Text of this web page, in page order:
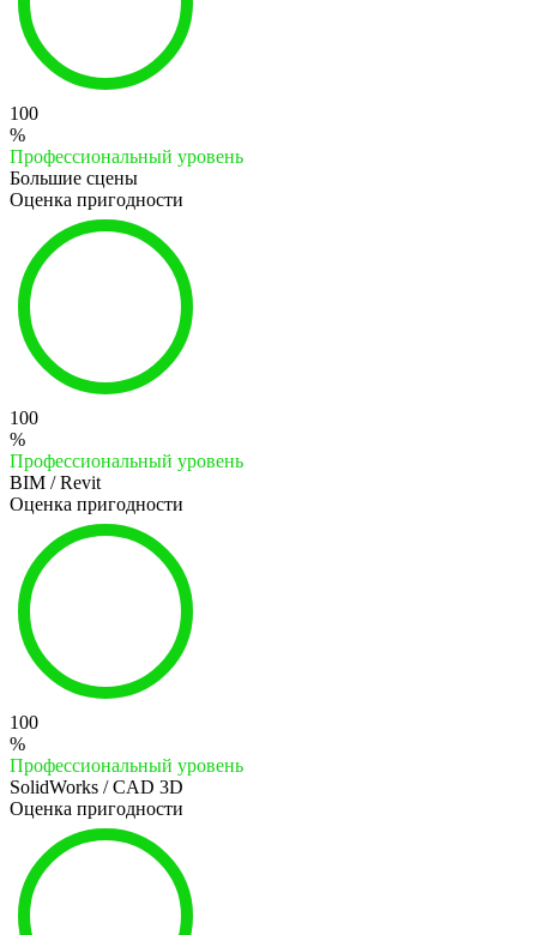
100
%
Профессиональный уровень
Большие сцены
Оценка пригодности
100
%
Профессиональный уровень
BIM / Revit
Оценка пригодности
100
%
Профессиональный уровень
SolidWorks / CAD 3D
Оценка пригодности